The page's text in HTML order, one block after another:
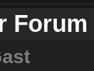
Forum